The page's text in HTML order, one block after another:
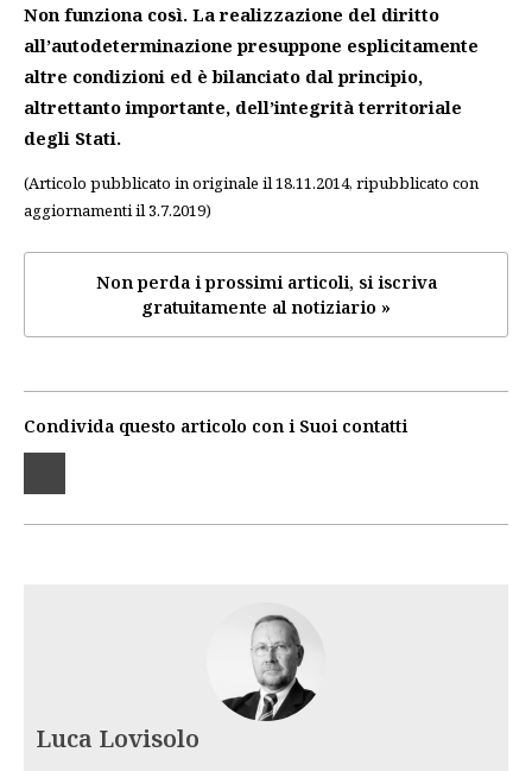
Non funziona così. La realizzazione del diritto
all’autodeterminazione presuppone esplicitamente
altre condizioni ed è bilanciato dal principio,
altrettanto importante, dell’integrità territoriale
degli Stati.
(Articolo pubblicato in originale il 18.11.2014, ripubblicato con
aggiornamenti il 3.7.2019)
Non perda i prossimi articoli, si iscriva
gratuitamente al notiziario »
Condivida questo articolo con i Suoi contatti
Luca Lovisolo